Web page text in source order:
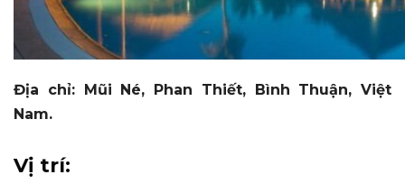
Địa chỉ: Mũi Né, Phan Thiết, Bình Thuận, Việt
Nam.
Vị trí: